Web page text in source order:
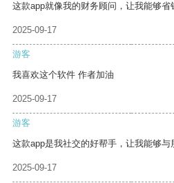
这款app就像我的财务顾问，让我能够省
2025-09-17
游客
我喜欢这个软件 作者加油
2025-09-17
游客
这款app是我社交的好帮手，让我能够与
2025-09-17